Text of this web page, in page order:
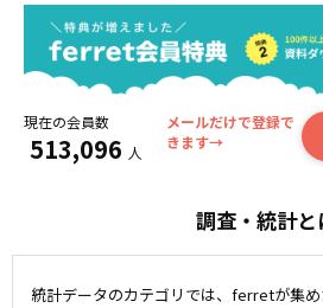
現在の会員数
513,096 人
メールだけで登録で
きます→
調査・統計と
統計データのカテゴリでは、ferretが集